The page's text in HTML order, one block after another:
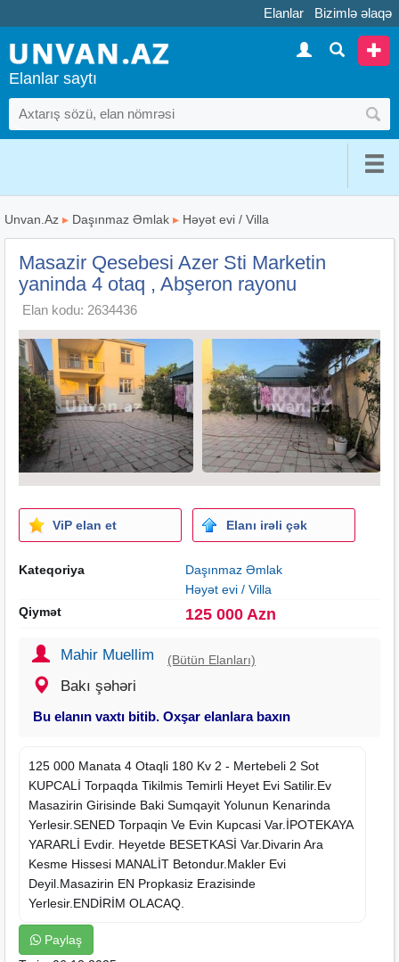
Elanlar Bizimlə əlaqə
Elanlar saytı
Unvan.Az ▸ Daşınmaz Əmlak ▸ Həyət evi / Villa
Masazir Qesebesi Azer Sti Marketin
yaninda 4 otaq , Abşeron rayonu
Elan kodu: 2634436
ViP elan et Elanı irəli çək
Kateqoriya
Daşınmaz Əmlak
Həyət evi / Villa
Qiymət
125 000 Azn
Mahir Muellim (Bütün Elanları)
Bakı şəhəri
Bu elanın vaxtı bitib. Oxşar elanlara baxın
125 000 Manata 4 Otaqli 180 Kv 2 - Mertebeli 2 Sot
KUPCALİ Torpaqda Tikilmis Temirli Heyet Evi Satilir.Ev
Masazirin Girisinde Baki Sumqayit Yolunun Kenarinda
Yerlesir.SENED Torpaqin Ve Evin Kupcasi Var.İPOTEKAYA
YARARLİ Evdir. Heyetde BESETKASİ Var.Divarin Ara
Kesme Hissesi MANALİT Betondur.Makler Evi
Deyil.Masazirin EN Propkasiz Erazisinde
Yerlesir.ENDİRİM OLACAQ.
Paylaş